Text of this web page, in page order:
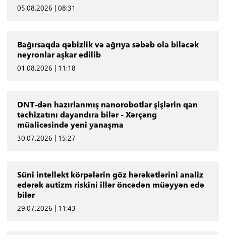
05.08.2026 | 08:31
Bağırsaqda qəbizlik və ağrıya səbəb ola biləcək
neyronlar aşkar edilib
01.08.2026 | 11:18
DNT-dən hazırlanmış nanorobotlar şişlərin qan
təchizatını dayandıra bilər - Xərçəng
müalicəsində yeni yanaşma
30.07.2026 | 15:27
Süni intellekt körpələrin göz hərəkətlərini analiz
edərək autizm riskini illər öncədən müəyyən edə
bilər
29.07.2026 | 11:43